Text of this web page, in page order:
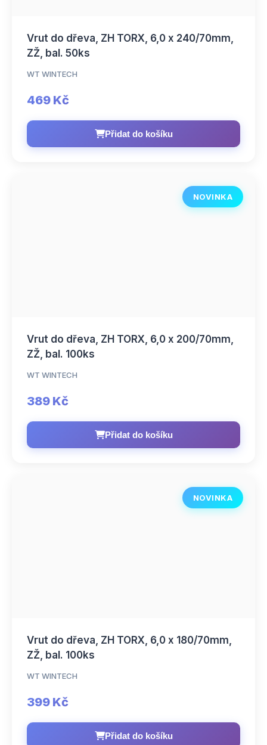
Vrut do dřeva, ZH TORX, 6,0 x 240/70mm,
ZŽ, bal. 50ks
WT WINTECH
469 Kč
Přidat do košíku
NOVINKA
Vrut do dřeva, ZH TORX, 6,0 x 200/70mm,
ZŽ, bal. 100ks
WT WINTECH
389 Kč
Přidat do košíku
NOVINKA
Vrut do dřeva, ZH TORX, 6,0 x 180/70mm,
ZŽ, bal. 100ks
WT WINTECH
399 Kč
Přidat do košíku